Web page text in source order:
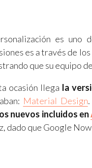
es uno
es a través de
que su equipo
ocasión llega la
Material Design
nuevos incluidos en
dado que Google